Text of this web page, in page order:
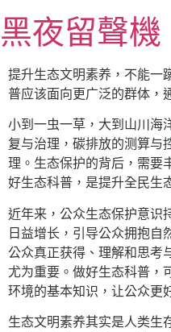
至
主
要
內
黑夜留聲機
提升生态文明素养，不能一
普应该面向更广泛的群体，
小到一虫一草，大到山川海
复与治理，碳排放的测算与
理。生态保护的背后，需要
好生态科普，是提升全民生
近年来，公众生态保护意识
日益增长，引导公众拥抱自
公众真正获得、理解和思考
尤为重要。做好生态科普，
环境的基本知识，让公众更
生态文明素养其实是人类生